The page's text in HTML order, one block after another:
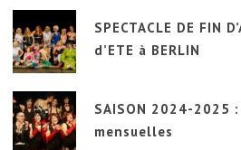
SPECTACLE DE FIN
d’ETE à BERLIN
SAISON 2024-2025
mensuelles